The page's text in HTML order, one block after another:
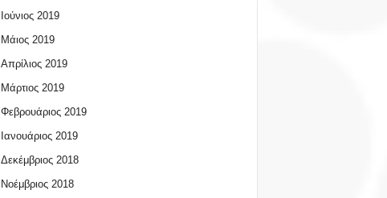
Ιούνιος 2019
Μάιος 2019
Απρίλιος 2019
Μάρτιος 2019
Φεβρουάριος 2019
Ιανουάριος 2019
Δεκέμβριος 2018
Νοέμβριος 2018